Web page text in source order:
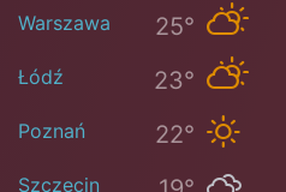
Warszawa 25°
Łódź 23°
Poznań 22°
Szczecin